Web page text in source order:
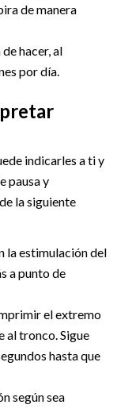
de manera
hacer, al
por día.
indicarles a ti y
pausa y
la siguiente
la estimulación del
a punto de
el extremo
al tronco. Sigue
hasta que
según sea